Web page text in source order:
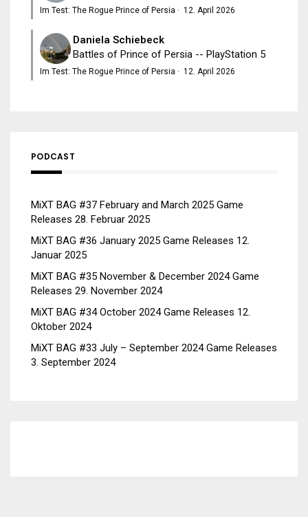
Im Test: The Rogue Prince of Persia · 12. April 2026
Daniela Schiebeck
Battles of Prince of Persia -- PlayStation 5
Im Test: The Rogue Prince of Persia · 12. April 2026
PODCAST
MiXT BAG #37 February and March 2025 Game
Releases 28. Februar 2025
MiXT BAG #36 January 2025 Game Releases 12.
Januar 2025
MiXT BAG #35 November & December 2024 Game
Releases 29. November 2024
MiXT BAG #34 October 2024 Game Releases 12.
Oktober 2024
MiXT BAG #33 July – September 2024 Game Releases
3. September 2024